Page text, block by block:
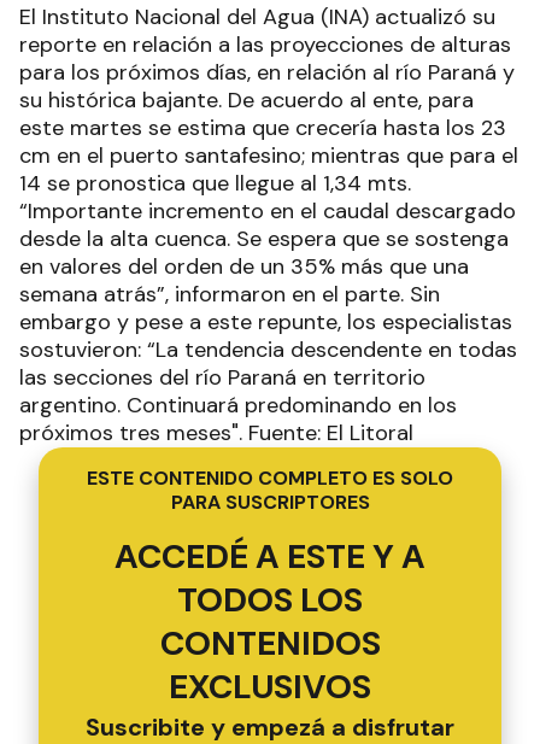
El Instituto Nacional del Agua (INA) actualizó su
reporte en relación a las proyecciones de alturas
para los próximos días, en relación al río Paraná y
su histórica bajante. De acuerdo al ente, para
este martes se estima que crecería hasta los 23
cm en el puerto santafesino; mientras que para el
14 se pronostica que llegue al 1,34 mts.
“Importante incremento en el caudal descargado
desde la alta cuenca. Se espera que se sostenga
en valores del orden de un 35% más que una
semana atrás”, informaron en el parte. Sin
embargo y pese a este repunte, los especialistas
sostuvieron: “La tendencia descendente en todas
las secciones del río Paraná en territorio
argentino. Continuará predominando en los
próximos tres meses". Fuente: El Litoral
ESTE CONTENIDO COMPLETO ES SOLO
PARA SUSCRIPTORES
ACCEDÉ A ESTE Y A
TODOS LOS
CONTENIDOS
EXCLUSIVOS
Suscribite y empezá a disfrutar